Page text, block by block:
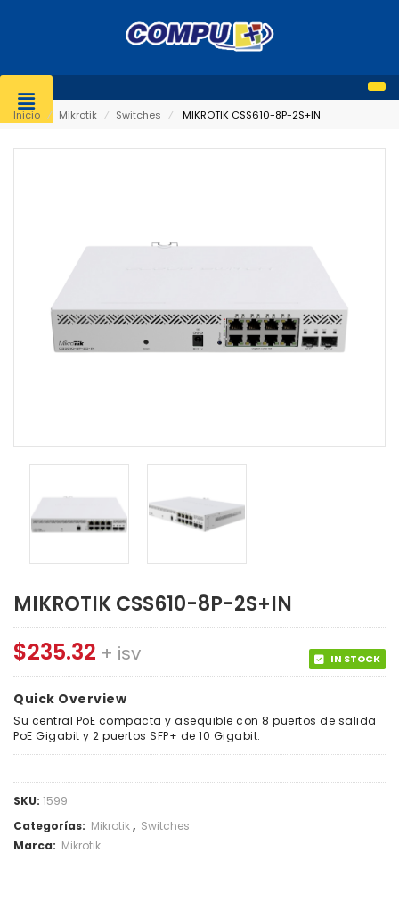
Inicio ⁄ Mikrotik ⁄ Switches ⁄ MIKROTIK CSS610-8P-2S+IN
MIKROTIK CSS610-8P-2S+IN
$235.32 + isv IN STOCK
Quick Overview
Su central PoE compacta y asequible con 8 puertos de salida
PoE Gigabit y 2 puertos SFP+ de 10 Gigabit.
SKU: 1599
Categorías: Mikrotik, Switches
Marca: Mikrotik